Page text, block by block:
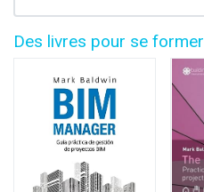
Des livres pour se former